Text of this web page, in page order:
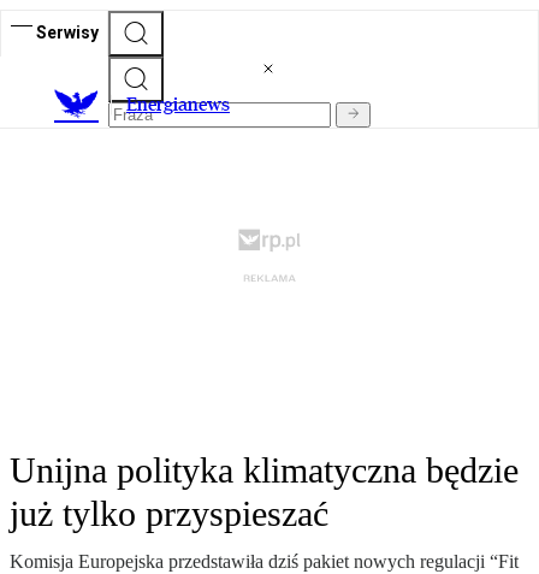
Serwisy
Energianews
Unijna polityka klimatyczna będzie
już tylko przyspieszać
Komisja Europejska przedstawiła dziś pakiet nowych regulacji “Fit